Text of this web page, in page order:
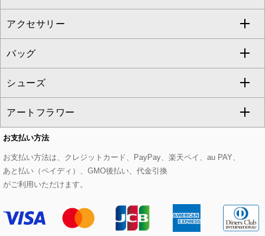
eur3
Maison de CINQ
MK MICHEL KLEIN BAG
ベスト・ジレ
パーカー
タンクトップ・キャミソール
スウェット・ジャージー
その他のトップス
その他のワンピース・ドレス
ハーフ・ショート丈パンツ
サロペット・オールインワン
その他のパンツ
ミモレ丈スカート
ショート・ミニ丈スカート
その他のスカート
ノーカラージャケット
セットアップ
セットアップジャケット
セットアップパンツ
セットアップスカート
セットアップワンピース
トレンチコート
ピーコート
ダッフルコート
チェスターコート
モッズコート
ステンカラーコート
ライダースジャケット
すべてのグッズ・小物
マスク
ストール・マフラー・スヌード
ベルト・サスペンダー
帽子
ヘアアクセサリー
ハンカチ・バンダナ
アクセサリー
すべてのアクセサリー
ネックレス
ピアス・イヤリング
ブレスレット・バングル
ブローチ・コサージュ
バッグ
すべてのバッグ
トートバッグ
ショルダーバッグ
ボストンバッグ
バックパック・リュック
シューズ
すべてのシューズ
パンプス
スニーカー
フラットシューズ
アートフラワー
すべてのアートフラワー
ローズ
カサブランカ・カラー
お支払い方法
お支払い方法は、クレジットカード、PayPay、楽天ペイ、au PAY、
あと払い（ペイディ）、GMO後払い、代金引換
がご利用いただけます。